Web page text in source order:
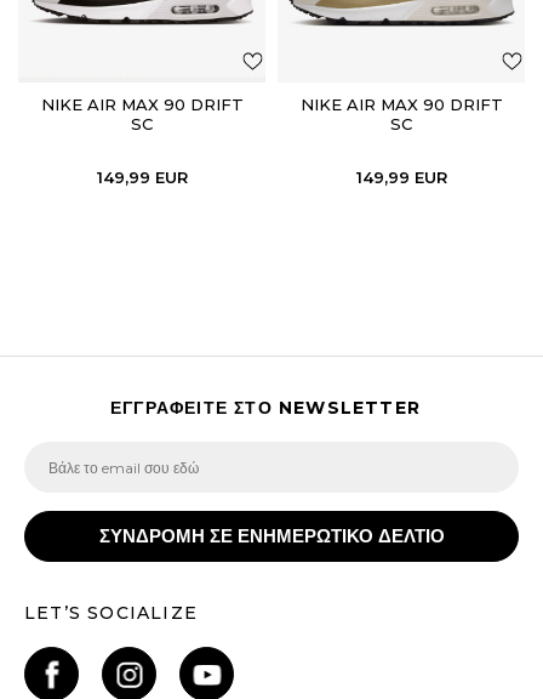
NIKE AIR MAX 90 DRIFT
SC
149,99 EUR
NIKE AIR MAX 90 DRIFT
SC
149,99 EUR
ΕΓΓΡΑΦΕΙΤΕ ΣΤΟ NEWSLETTER
ΣΥΝΔΡΟΜΗ ΣΕ ΕΝΗΜΕΡΩΤΙΚΟ ΔΕΛΤΙΟ
LET’S SOCIALIZE